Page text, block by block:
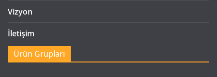
Vizyon
İletişim
Ürün Grupları